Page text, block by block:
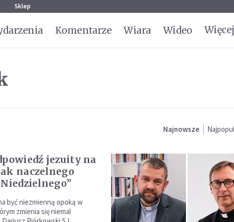
Sklep
Komentarze Wiara Wideo Więcej
Najnowsze
jezuity na
naczelnego
być niezmienną opoką w
zmienia się niemal